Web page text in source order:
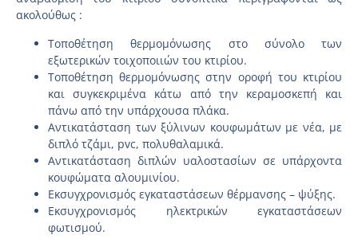
ακολούθως :
Τοποθέτηση θερμομόνωσης στο σύνολο των
εξωτερικών τοιχοποιιών του κτιρίου.
Τοποθέτηση θερμομόνωσης στην οροφή του κτιρίου
και συγκεκριμένα κάτω από την κεραμοσκεπή και
πάνω από την υπάρχουσα πλάκα.
Αντικατάσταση των ξύλινων κουφωμάτων με νέα, με
διπλό τζάμι, pvc, πολυθαλαμικά.
Αντικατάσταση διπλών υαλοστασίων σε υπάρχοντα
κουφώματα αλουμινίου.
Εκσυγχρονισμός εγκαταστάσεων θέρμανσης – ψύξης.
Εκσυγχρονισμός ηλεκτρικών εγκαταστάσεων
φωτισμού.